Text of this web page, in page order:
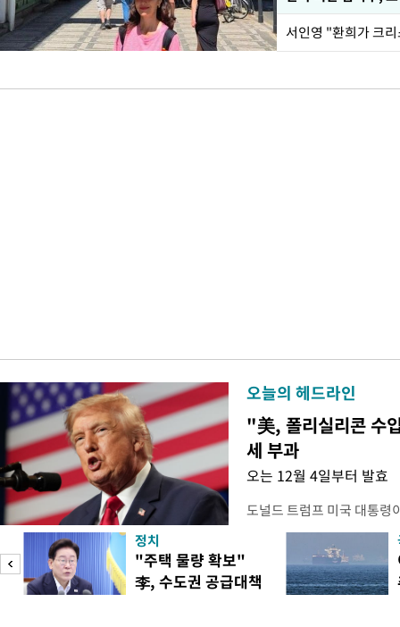
서인영 "환희가 크
오늘의 헤드라인
"美, 폴리실리콘 수
세 부과
오는 12월 4일부터 발효
도널드 트럼프 미국 대통령
콘 산업과 공급망을 보호
대통령은 6일(현지 시간)
품 수입에 최저 수입가격제
15%의 종가 관세를 부과
정치
"주택 물량 확보"
李, 수도권 공급대책